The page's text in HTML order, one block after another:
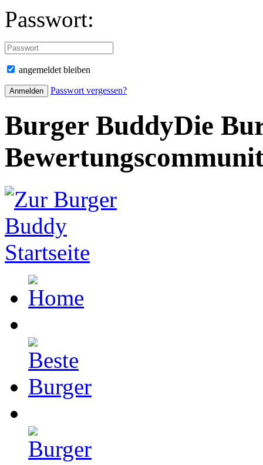
Passwort:
angemeldet bleiben
Passwort vergessen?
Burger BuddyDie